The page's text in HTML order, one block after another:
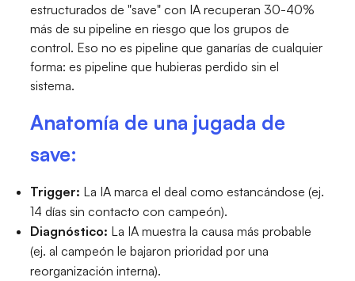
estructurados de "save" con IA recuperan 30-40%
más de su pipeline en riesgo que los grupos de
control. Eso no es pipeline que ganarías de cualquier
forma: es pipeline que hubieras perdido sin el
sistema.
Anatomía de una jugada de
save:
Trigger: La IA marca el deal como estancándose (ej.
14 días sin contacto con campeón).
Diagnóstico: La IA muestra la causa más probable
(ej. al campeón le bajaron prioridad por una
reorganización interna).